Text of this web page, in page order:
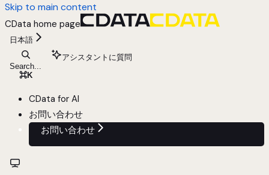
Skip to main content
CData home page
日本語
Search...
⌘K
アシスタントに質問
CData for AI
お問い合わせ
お問い合わせ